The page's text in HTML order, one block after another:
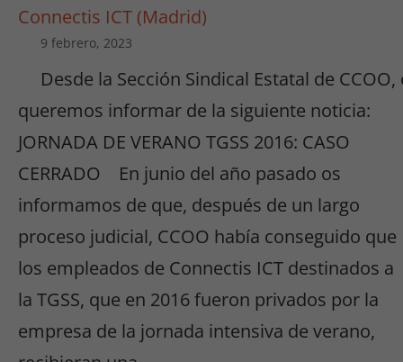
Connectis ICT (Madrid)
9 febrero, 2023
Desde la Sección Sindical Estatal de CCOO,
queremos informar de la siguiente noticia:
JORNADA DE VERANO TGSS 2016: CASO
CERRADO En junio del año pasado os
informamos de que, después de un largo
proceso judicial, CCOO había conseguido que
los empleados de Connectis ICT destinados a
la TGSS, que en 2016 fueron privados por la
empresa de la jornada intensiva de verano,